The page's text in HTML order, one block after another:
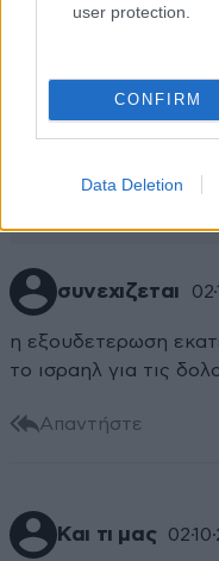
user protection.
CONFIRM
Data Deletion
συνεχιζεται
η εξουδετερωση
το ισραηλ για τις
Απαντήστε
Και τι μας